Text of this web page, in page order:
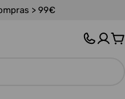
> 99€